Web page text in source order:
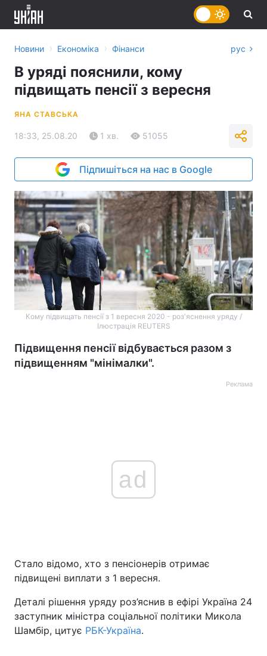
Головна Війна
Політика
Економіка
Новини › Економіка › Фінанси рус
В уряді пояснили, кому
підвищать пенсії з вересня
ЯНА СТАВСЬКА
18:33, 25.08.20 1 хв. 51055
Підпишіться на нас в Google
Кому підвищать пенсії з 1 вересня 2020 - роз'яснення уряду /
Ілюстрація REUTERS
Підвищення пенсії відбувається разом з
підвищенням "мінімалки".
Реклама
ad
Стало відомо, хто з пенсіонерів отримає
підвищені виплати з 1 вересня.
Деталі рішення уряду роз’яснив в ефірі Україна 24
заступник міністра соціальної політики Микола
Шамбір, цитує РБК-Україна.